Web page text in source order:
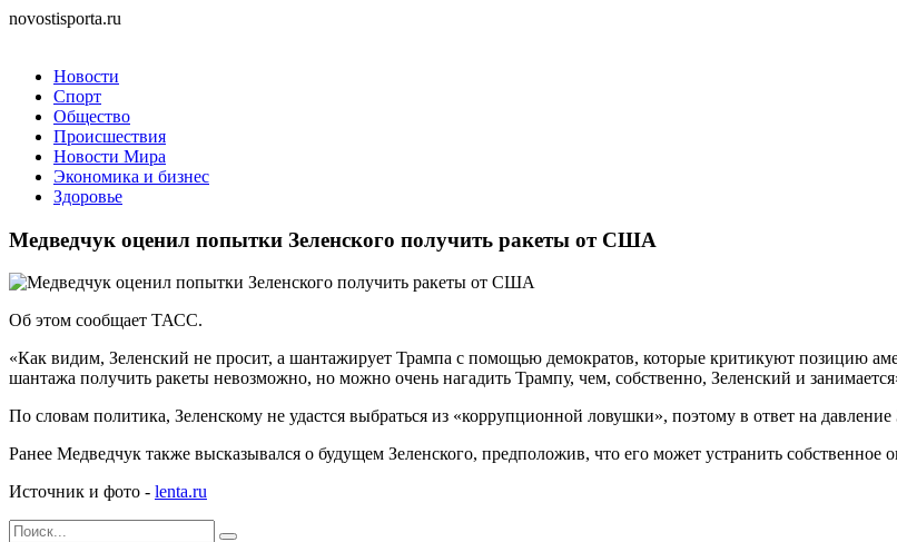
novostisporta.ru
Новости
Спорт
Общество
Происшествия
Новости Мира
Экономика и бизнес
Здоровье
Медведчук оценил попытки Зеленского получить ракеты от США
Об этом сообщает ТАСС.
«Как видим, Зеленский не просит, а шантажирует Трампа с помощью демократов, которые критикуют позицию
шантажа получить ракеты невозможно, но можно очень нагадить Трампу, чем, собственно, Зеленский и
По словам политика, Зеленскому не удастся выбраться из «коррупционной ловушки», поэтому в ответ на
Ранее Медведчук также высказывался о будущем Зеленского, предположив, что его может устранить собственное
Источник и фото - lenta.ru